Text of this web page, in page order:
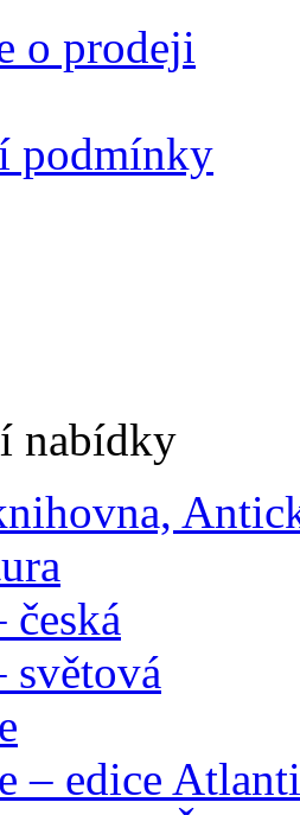
o prodeji
podmínky
nabídky
česká
světová
– edice